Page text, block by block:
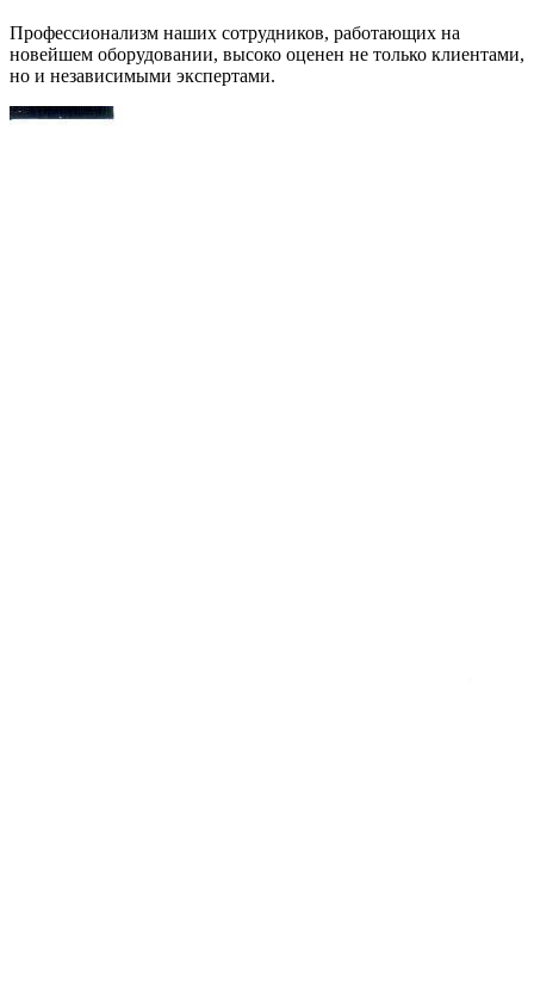
Профессионализм наших сотрудников, работающих на
новейшем оборудовании, высоко оценен не только клиентами,
но и независимыми экспертами.